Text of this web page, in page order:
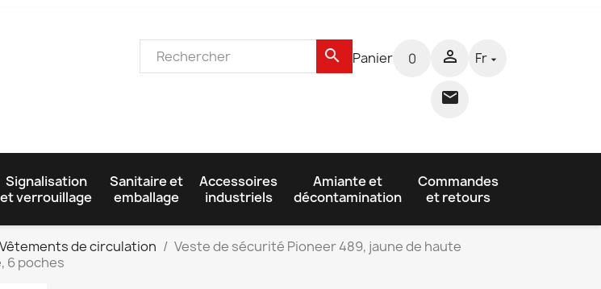
search Panier 0 

Fr 
Signalisation
et verrouillage
Sanitaire et
emballage
Accessoires
industriels
Amiante et
décontamination
Commandes
et retours
Vêtements de circulation
Veste de sécurité Pioneer 489, jaune de haute
6 poches